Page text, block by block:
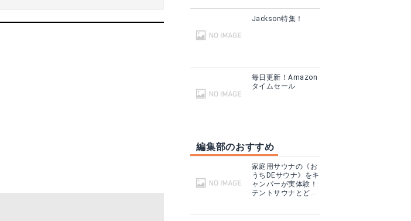
Jackson特集！
毎日更新！Amazon
タイムセール
編集部のおすすめ
家庭用サウナの《お
うちDEサウナ》をキ
ャンパーが実体験！
テントサウナとどこ